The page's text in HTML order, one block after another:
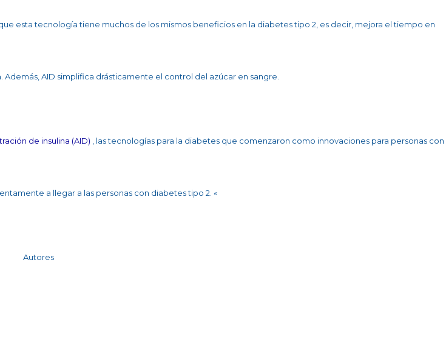
esta tecnología tiene muchos de los mismos beneficios en la diabetes tipo 2, es decir, mejora el tiempo en
AID simplifica drásticamente el control del azúcar en sangre.
de insulina (AID) , las tecnologías para la diabetes que comenzaron como innovaciones para personas con
a llegar a las personas con diabetes tipo 2. «
Autores